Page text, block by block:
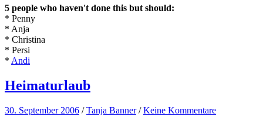
5 people who haven't done this but should:
* Penny
* Anja
* Christina
* Persi
* Andi
Heimaturlaub
30. September 2006 /Tanja Banner /Keine Kommentare